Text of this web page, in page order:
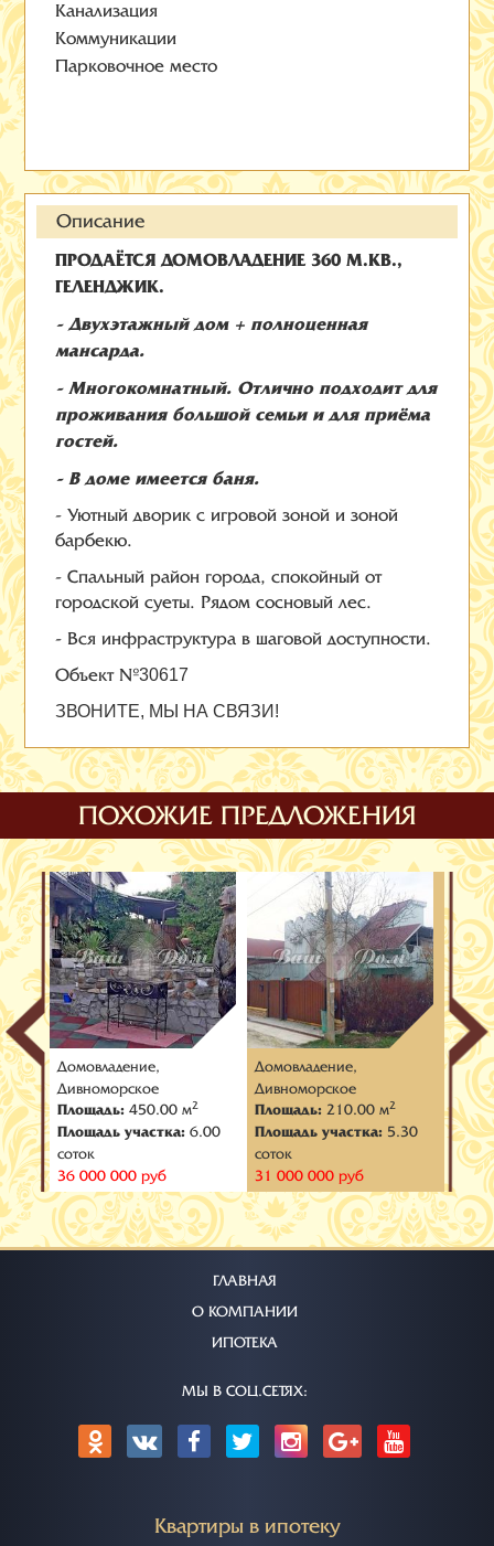
Канализация
Коммуникации
Парковочное место
Описание
ПРОДАЁТСЯ ДОМОВЛАДЕНИЕ 360 М.КВ.,
ГЕЛЕНДЖИК.
- Двухэтажный дом + полноценная
мансарда.
- Многокомнатный. Отлично подходит для
проживания большой семьи и для приёма
гостей.
- В доме имеется баня.
- Уютный дворик с игровой зоной и зоной
барбекю.
- Спальный район города, спокойный от
городской суеты. Рядом сосновый лес.
- Вся инфраструктура в шаговой доступности.
Объект №30617
ЗВОНИТЕ, МЫ НА СВЯЗИ!
ПОХОЖИЕ ПРЕДЛОЖЕНИЯ
Домовладение,
Дивноморское
Площадь: 450.00 м2
Площадь участка: 6.00
соток
36 000 000 руб
Домовладение,
Дивноморское
Площадь: 210.00 м2
Площадь участка: 5.30
соток
31 000 000 руб
-
соток
43
ГЛАВНАЯ
О КОМПАНИИ
ИПОТЕКА
МЫ В СОЦ.СЕТЯХ:
Квартиры в ипотеку